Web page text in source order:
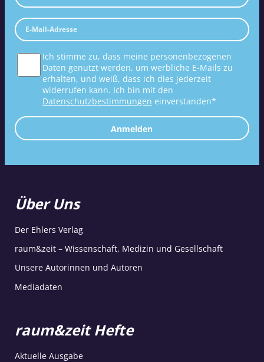
Ich stimme zu, dass meine personenbezogenen
Daten genutzt werden, um werbliche E-Mails zu
erhalten, und weiß, dass ich dies jederzeit
widerrufen kann. Ich bin mit den
Datenschutzbestimmungen einverstanden*
Anmelden
Über Uns
Der Ehlers Verlag
raum&zeit – Wissenschaft, Medizin und Gesellschaft
Unsere Autorinnen und Autoren
Mediadaten
raum&zeit Hefte
Aktuelle Ausgabe